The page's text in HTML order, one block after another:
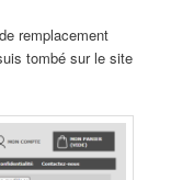
remplacement
tombé sur le site